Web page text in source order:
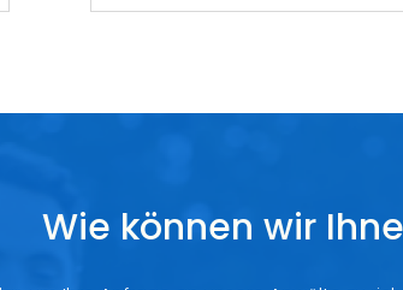
Wie können wir